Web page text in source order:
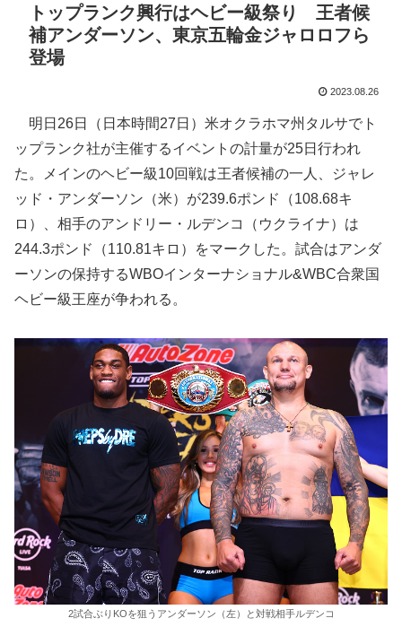
トップランク興行はヘビー級祭り 王者候
補アンダーソン、東京五輪金ジャロロフら
登場
2023.08.26
明日26日（日本時間27日）米オクラホマ州タルサでト
ップランク社が主催するイベントの計量が25日行われ
た。メインのヘビー級10回戦は王者候補の一人、ジャレ
ッド・アンダーソン（米）が239.6ポンド（108.68キ
ロ）、相手のアンドリー・ルデンコ（ウクライナ）は
244.3ポンド（110.81キロ）をマークした。試合はアンダ
ーソンの保持するWBOインターナショナル&WBC合衆国
ヘビー級王座が争われる。
2試合ぶりKOを狙うアンダーソン（左）と対戦相手ルデンコ